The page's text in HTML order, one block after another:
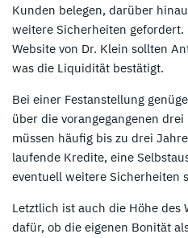
Kunden belegen, darüber
weitere Sicherheiten
Website von Dr. Klein sollten
was die Liquidität bestätigt.
Bei einer Festanstellung
über die vorangegangenen
müssen häufig bis zu drei
laufende Kredite, eine
eventuell weitere Sicherheiten
Letztlich ist auch die Höhe des
dafür, ob die eigenen Bonität